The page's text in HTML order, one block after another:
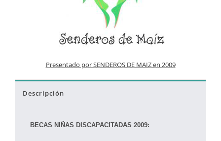
Presentado por SENDEROS DE MAIZ en 2009
Descripción
BECAS NIÑAS DISCAPACITADAS 2009: